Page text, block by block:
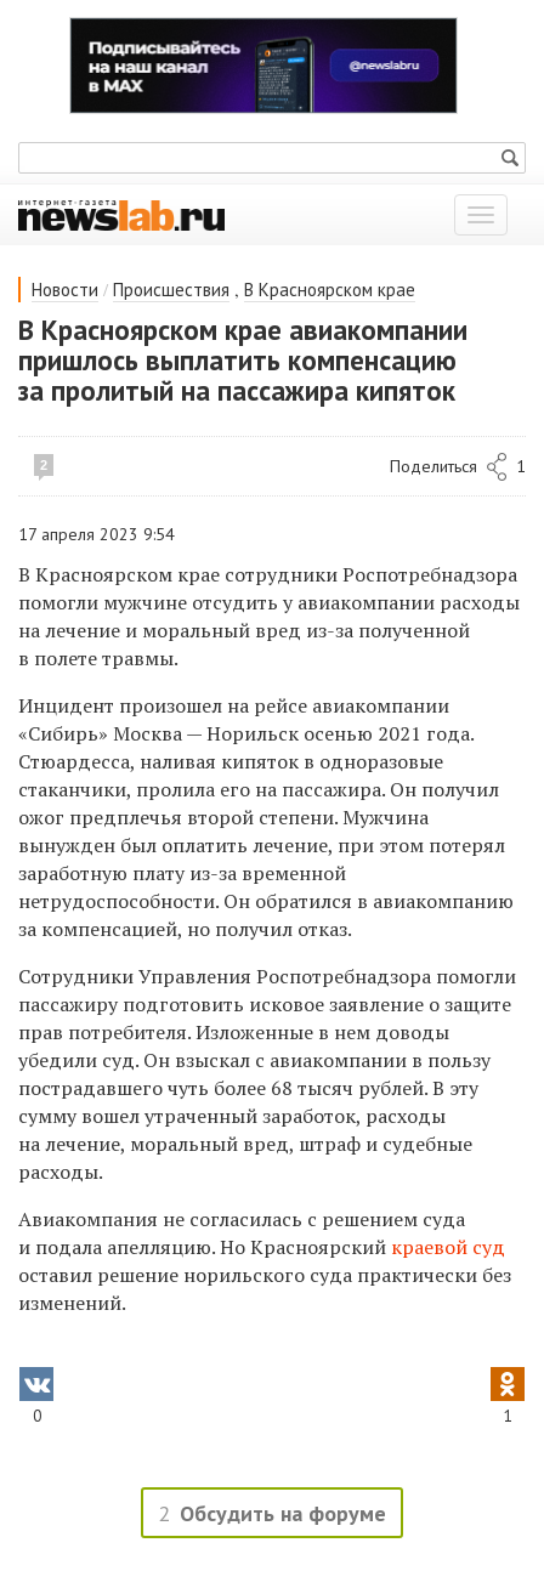
Показать
меню
Новости / Происшествия , В Красноярском крае
В Красноярском крае авиакомпании
пришлось выплатить компенсацию
за пролитый на пассажира кипяток
2 Поделиться 1
17 апреля 2023 9:54
В Красноярском крае сотрудники Роспотребнадзора
помогли мужчине отсудить у авиакомпании расходы
на лечение и моральный вред из-за полученной
в полете травмы.
Инцидент произошел на рейсе авиакомпании
«Сибирь» Москва — Норильск осенью 2021 года.
Стюардесса, наливая кипяток в одноразовые
стаканчики, пролила его на пассажира. Он получил
ожог предплечья второй степени. Мужчина
вынужден был оплатить лечение, при этом потерял
заработную плату из-за временной
нетрудоспособности. Он обратился в авиакомпанию
за компенсацией, но получил отказ.
Сотрудники Управления Роспотребнадзора помогли
пассажиру подготовить исковое заявление о защите
прав потребителя. Изложенные в нем доводы
убедили суд. Он взыскал с авиакомпании в пользу
пострадавшего чуть более 68 тысяч рублей. В эту
сумму вошел утраченный заработок, расходы
на лечение, моральный вред, штраф и судебные
расходы.
Авиакомпания не согласилась с решением суда
и подала апелляцию. Но Красноярский краевой суд
оставил решение норильского суда практически без
изменений.
0 1
2 Обсудить на форуме